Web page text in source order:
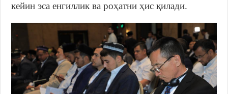
кейин эса енгиллик ва роҳатни ҳис қилади.